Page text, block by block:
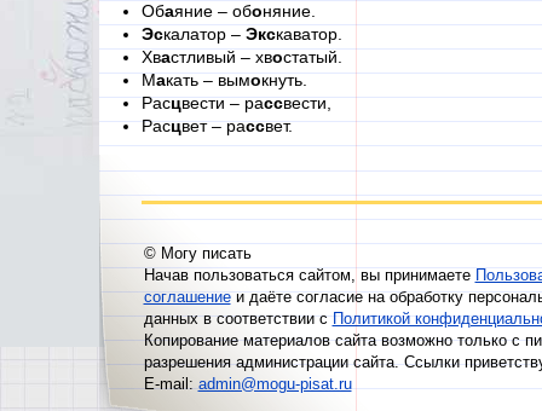
Обаяние – обоняние.
Эскалатор – Экскаватор.
Хвастливый – хвостатый.
Макать – вымокнуть.
Расцвести – рассвести,
Расцвет – рассвет.
© Могу писать
Начав пользоваться сайтом, вы принимаете
соглашениеи даёте согласие на обработку
данных в соответствии сПолитикой
Копирование материалов сайта возможно только с
разрешения администрации сайта. Ссылки
E-mail:admin@mogu-pisat.ru